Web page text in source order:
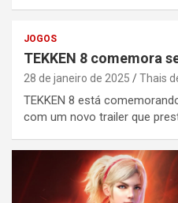
JOGOS
TEKKEN 8 comemora
28 de janeiro de 2025 Thais
TEKKEN 8 está
com um novo trailer que